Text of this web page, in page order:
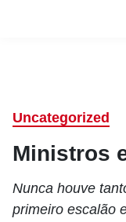
Uncategorized
Ministros
Nunca houve
primeiro escalão